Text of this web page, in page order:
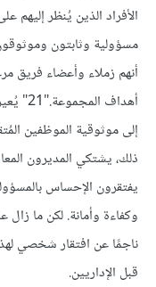
الأفراد الذين يُنظر
مسؤولية وثابتون
أنهم زملاء وأعضاء فريق
أهداف
إلى موثوقية الموظفين
ذلك، يشتكي المديرون
يفتقرون الإحساس
وكفاءة وأمانة. لكن ما
ناجمًا عن افتقار شخصي
قبل الإداريين.